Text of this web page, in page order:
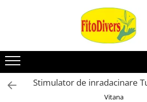
Stimulator de inradacinare
Vitana